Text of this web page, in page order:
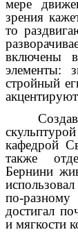
мере
зрения
то
включены
элементы:
стройный
кафедрой
также
Бернини
по-
достигал
и мягкости